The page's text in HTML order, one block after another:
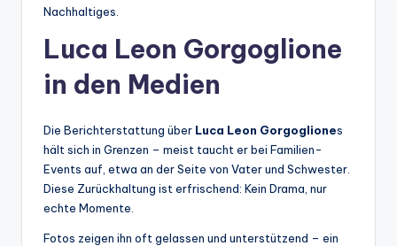
Nachhaltiges.
Luca Leon Gorgoglione
in den Medien
Die Berichterstattung über Luca Leon Gorgogliones
hält sich in Grenzen – meist taucht er bei Familien-
Events auf, etwa an der Seite von Vater und Schwester.
Diese Zurückhaltung ist erfrischend: Kein Drama, nur
echte Momente.
Fotos zeigen ihn oft gelassen und unterstützend – ein